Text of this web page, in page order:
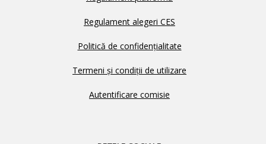
Regulament alegeri CES
Politică de confidențialitate
Termeni și condiții de utilizare
Autentificare comisie